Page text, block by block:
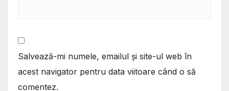
Salvează-mi numele, emailul și site-ul web în
acest navigator pentru data viitoare când o să
comentez.